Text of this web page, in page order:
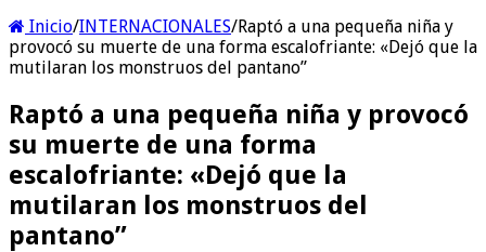
Inicio/INTERNACIONALES/Raptó a una pequeña niña y
provocó su muerte de una forma escalofriante: «Dejó que la
mutilaran los monstruos del pantano”
Raptó a una pequeña niña y provocó
su muerte de una forma
escalofriante: «Dejó que la
mutilaran los monstruos del
pantano”